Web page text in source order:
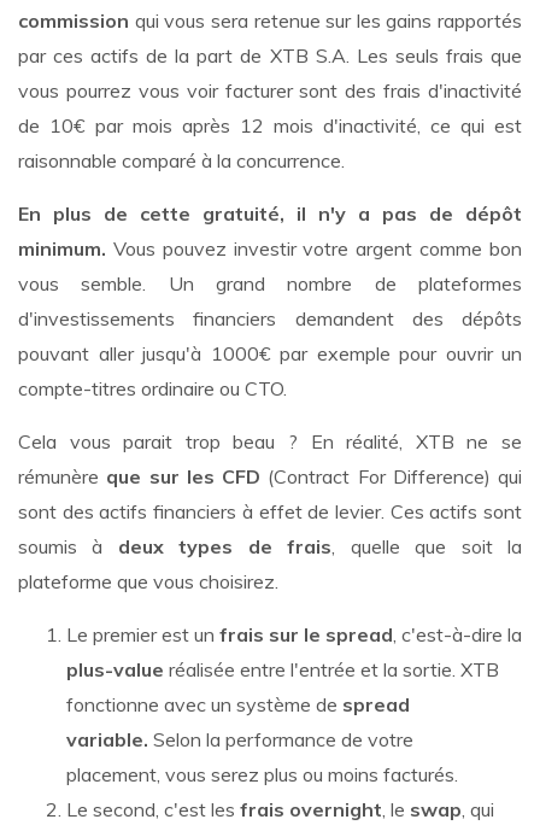
commission qui vous sera retenue sur les gains rapportés
par ces actifs de la part de XTB S.A. Les seuls frais que
vous pourrez vous voir facturer sont des frais d'inactivité
de 10€ par mois après 12 mois d'inactivité, ce qui est
raisonnable comparé à la concurrence.
En plus de cette gratuité, il n'y a pas de dépôt
minimum. Vous pouvez investir votre argent comme bon
vous semble. Un grand nombre de plateformes
d'investissements financiers demandent des dépôts
pouvant aller jusqu'à 1000€ par exemple pour ouvrir un
compte-titres ordinaire ou CTO.
Cela vous parait trop beau ? En réalité, XTB ne se
rémunère que sur les CFD (Contract For Difference) qui
sont des actifs financiers à effet de levier. Ces actifs sont
soumis à deux types de frais, quelle que soit la
plateforme que vous choisirez.
Le premier est un frais sur le spread, c'est-à-dire la
plus-value réalisée entre l'entrée et la sortie. XTB
fonctionne avec un système de spread
variable. Selon la performance de votre
placement, vous serez plus ou moins facturés.
Le second, c'est les frais overnight, le swap, qui